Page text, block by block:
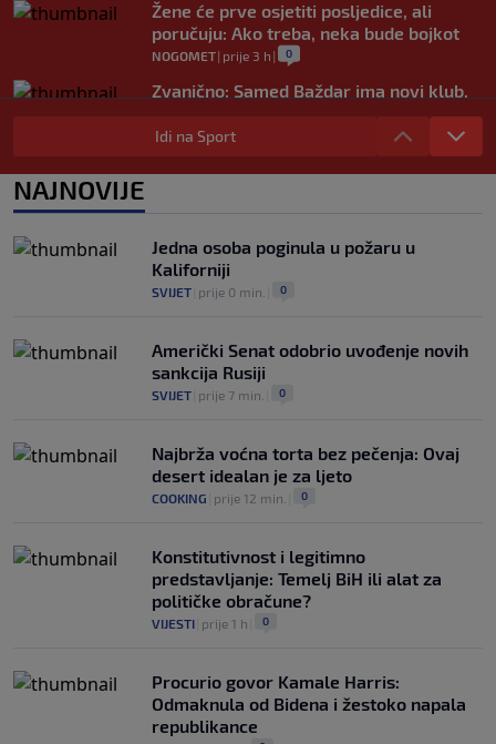
Žene će prve osjetiti posljedice, ali
poručuju: Ako treba, neka bude bojkot
NOGOMET| prije 3 h | 0
Zvanično: Samed Baždar ima novi klub,
zadužio broj sa velikom "težinom"
NOGOMET|prije 5 h
Prije nekoliko godina zaludjela je
Idi na Sport
NAJNOVIJE
Jedna osoba poginula u požaru u
Kaliforniji
SVIJET prije 0 min. 0
Američki Senat odobrio uvođenje novih
sankcija Rusiji
SVIJET prije 7 min. 0
Najbrža voćna torta bez pečenja: Ovaj
desert idealan je za ljeto
COOKING prije 12 min. 0
Konstitutivnost i legitimno
predstavljanje: Temelj BiH ili alat za
političke obračune?
VIJESTI prije 1 h 0
Procurio govor Kamale Harris:
Odmaknula od Bidena i žestoko napala
republikance